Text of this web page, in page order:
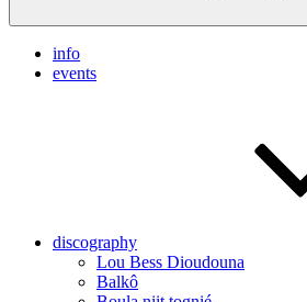
info
events
discography
Lou Bess Dioudouna
Balkô